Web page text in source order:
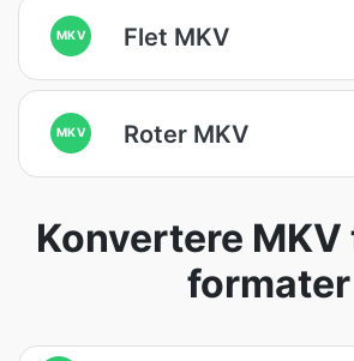
MKV Flet MKV
MKV Roter MKV
Konvertere
formater